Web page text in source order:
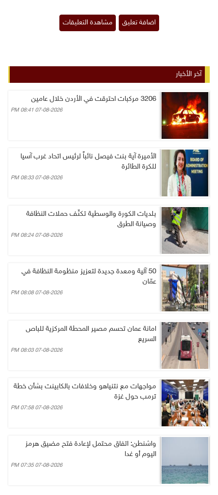
آخر الأخبار
3206 مركبات احترقت في الأردن خلال عامين
07-08-2026 08:41 PM
الأميرة آية بنت فيصل نائباً لرئيس اتحاد غرب آسيا
للكرة الطائرة
07-08-2026 08:33 PM
بلديات الكورة والوسطية تكثّف حملات النظافة
وصيانة الطرق
07-08-2026 08:24 PM
50 آلية ومعدة جديدة لتعزيز منظومة النظافة في
عمّان
07-08-2026 08:08 PM
امانة عمان تحسم مصير المحطة المركزية للباص
السريع
07-08-2026 08:03 PM
مواجهات مع نتنياهو وخلافات بالكابينت بشأن خطة
ترمب حول غزة
07-08-2026 07:58 PM
واشنطن: اتفاق محتمل لإعادة فتح مضيق هرمز
اليوم أو غدا
07-08-2026 07:35 PM